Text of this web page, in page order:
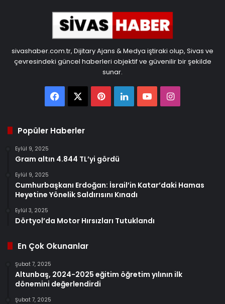
sivashaber.com.tr, Dijitary Ajans & Medya iştiraki olup, Sivas ve
çevresindeki güncel haberleri objektif ve güvenilir bir şekilde
sunar.
FacebookPinterest
LinkedInYouTubeInstagram
Popüler Haberler
Eylül 9, 2025
Gram altın 4.844 TL’yi gördü
Eylül 9, 2025
Cumhurbaşkanı Erdoğan: İsrail’in Katar’daki Hamas
Heyetine Yönelik Saldırısını Kınadı
Eylül 3, 2025
Dörtyol’da Motor Hırsızları Tutuklandı
En Çok Okunanlar
Şubat 7, 2025
Altunbaş, 2024-2025 eğitim öğretim yılının ilk
dönemini değerlendirdi
Şubat 7, 2025